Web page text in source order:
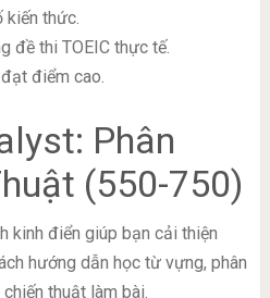
thức.
đề thi TOEIC thực tế.
điểm cao.
Phân
(550-750)
kinh điển giúp bạn cải thiện
hướng dẫn học từ vựng, phân
thuật làm bài.